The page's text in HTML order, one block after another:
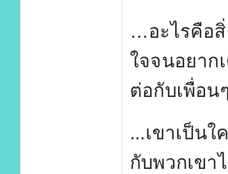
…อะไรคือสิ่
ใจจนอยาก
ต่อกับเพื่อ
...เขาเป็น
กับพวกเขา